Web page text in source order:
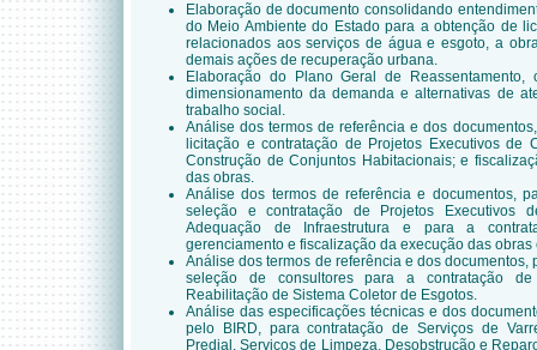
Elaboração de documento consolidando
do Meio Ambiente do Estado para a obtenção de
relacionados aos serviços de água e esgoto, a
demais ações de recuperação urbana.
Elaboração do Plano Geral de Reassentamento,
dimensionamento da demanda e alternativas de
trabalho social.
Análise dos termos de referência e dos
licitação e contratação de Projetos Executivos de
Construção de Conjuntos Habitacionais; e
das obras.
Análise dos termos de referência e documentos,
seleção e contratação de Projetos Executivos
Adequação de Infraestrutura e para a
gerenciamento e fiscalização da execução das
Análise dos termos de referência e dos documentos,
seleção de consultores para a contratação
Reabilitação de Sistema Coletor de Esgotos.
Análise das especificações técnicas e dos
pelo BIRD, para contratação de Serviços de
Predial, Serviços de Limpeza, Desobstrução e